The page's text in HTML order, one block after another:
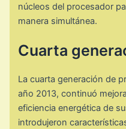
núcleos del procesador
manera simultánea.
Cuarta
La cuarta generación de
año 2013, continuó
eficiencia energética de
introdujeron